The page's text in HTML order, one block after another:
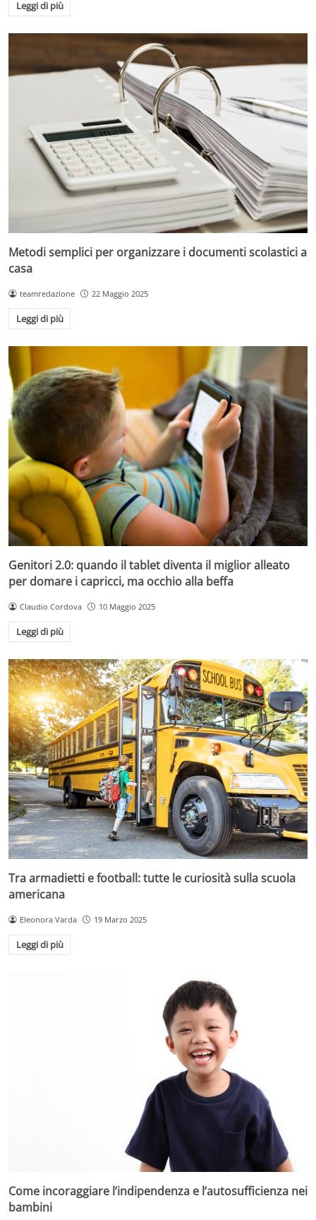
Leggi di più
Metodi semplici per organizzare i documenti scolastici a
casa
teamredazione 22 Maggio 2025
Leggi di più
Genitori 2.0: quando il tablet diventa il miglior alleato
per domare i capricci, ma occhio alla beffa
Claudio Cordova 10 Maggio 2025
Leggi di più
Tra armadietti e football: tutte le curiosità sulla scuola
americana
Eleonora Varda 19 Marzo 2025
Leggi di più
Come incoraggiare l’indipendenza e l’autosufficienza nei
bambini